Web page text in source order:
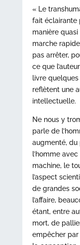
« Le
fait éclairante
manière
marche
pas arrêter,
ce que
livre
reflètent une
intellectuelle.
Ne nous y
parle de
augmenté, du
l’homme
machine, le
l’aspect
de grandes
l’affaire,
étant, entre
mort, de
empêcher par